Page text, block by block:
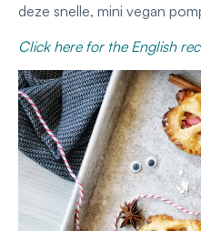
deze snelle, mini vegan
Click here for the English